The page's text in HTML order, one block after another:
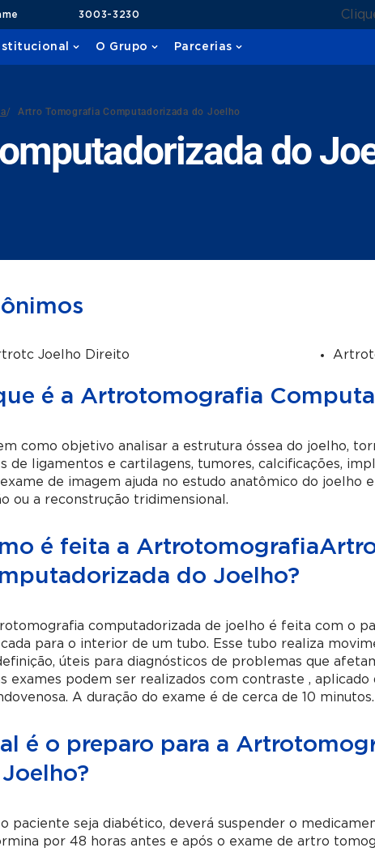
3003-3230
O Grupo Parcerias
/ Artro Tomografia Computadorizada do Joelho
do
Joelho Direito
é a Artrotomografia
como objetivo analisar a estrutura óssea do joelho,
de ligamentos e cartilagens, tumores, calcificações,
de imagem ajuda no estudo anatômico do joelho
ou a reconstrução tridimensional.
é feita a
do Joelho?
computadorizada de joelho é feita com o
para o interior de um tubo. Esse tubo realiza
úteis para diagnósticos de problemas que
exames podem ser realizados com contraste ,
A duração do exame é de cerca de 10 minutos.
é o preparo para a
o paciente seja diabético, deverá suspender o
por 48 horas antes e após o exame de artro